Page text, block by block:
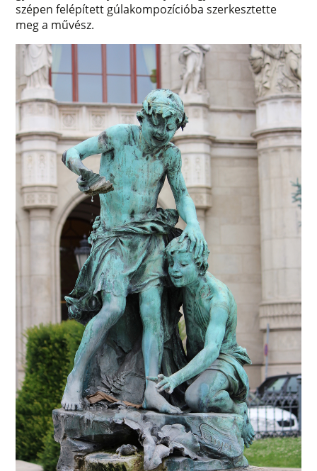
szépen felépített gúlakompozícióba szerkesztette
meg a művész.